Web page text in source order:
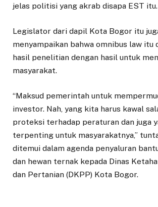
jelas politisi yang akrab disapa EST itu.
Legislator dari dapil Kota Bogor itu
menyampaikan bahwa omnibus law itu
hasil penelitian dengan hasil untuk
masyarakat.
“Maksud pemerintah untuk
investor. Nah, yang kita harus kawal
proteksi terhadap peraturan dan juga
terpenting untuk masyarakatnya,”
ditemui dalam agenda penyaluran
dan hewan ternak kepada Dinas
dan Pertanian (DKPP) Kota Bogor.